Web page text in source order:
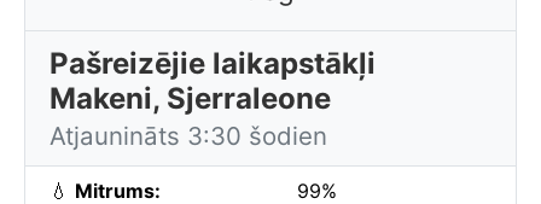
Pašreizējie laikapstākļi
Makeni, Sjerraleone
Atjaunināts 3:30 šodien
💧 Mitrums: 99%